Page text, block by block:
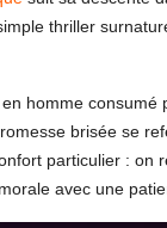
thriller
homme
brisée se
particulier : on
avec une